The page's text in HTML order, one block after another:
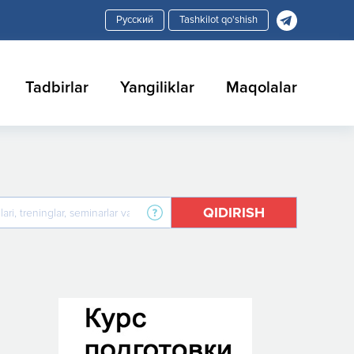
Tashkilot qo'shish
Tadbirlar Yangiliklar Maqolalar
QIDIRISH